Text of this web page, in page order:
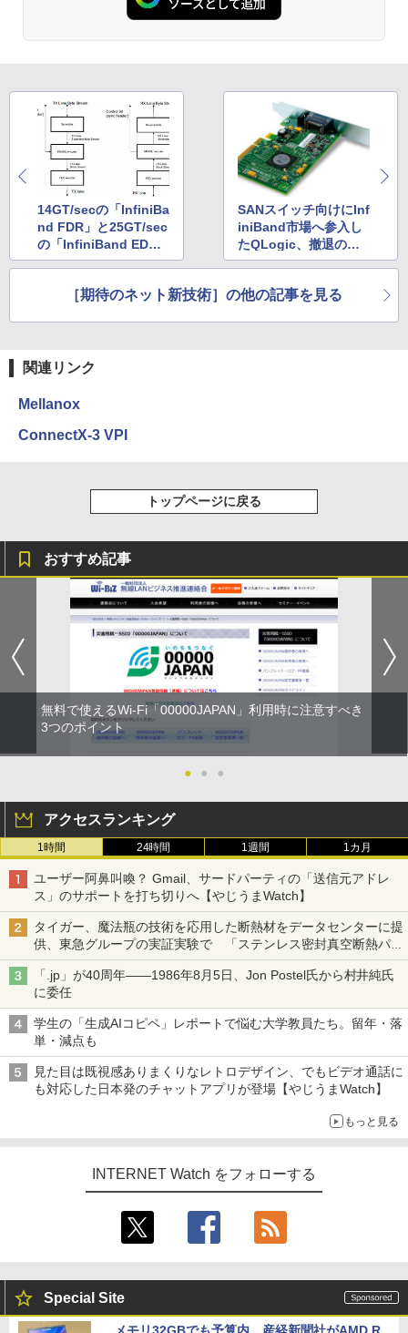
14GT/secの「InfiniBa
nd FDR」と25GT/sec
の「InfiniBand ED
R」、64b66b採用によ
C」で対応
SANスイッチ向けにInf
iniBand市場へ参入し
たQLogic、撤退の
後、2006年にはHCA
［期待のネット新技術］の他の記事を見る
関連リンク
Mellanox
ConnectX-3 VPI
トップページに戻る
おすすめ記事
無料で使えるWi-Fi「00000JAPAN」利用時に注意すべき
3つのポイント
● ● ●
アクセスランキング
1時間 24時間 1週間 1カ月
ユーザー阿鼻叫喚？ Gmail、サードパーティの「送信元アドレ
ス」のサポートを打ち切りへ【やじうまWatch】
タイガー、魔法瓶の技術を応用した断熱材をデータセンターに提
供、東急グループの実証実験で 「ステンレス密封真空断熱パネ
ル TIVIP」
「.jp」が40周年――1986年8月5日、Jon Postel氏から村井純氏
に委任
学生の「生成AIコピペ」レポートで悩む大学教員たち。留年・落
単・減点も
見た目は既視感ありまくりなレトロデザイン、でもビデオ通話に
も対応した日本発のチャットアプリが登場【やじうまWatch】
もっと見る
INTERNET Watch をフォローする
Special Site
メモリ32GBでも予算内。産経新聞社がAMD R